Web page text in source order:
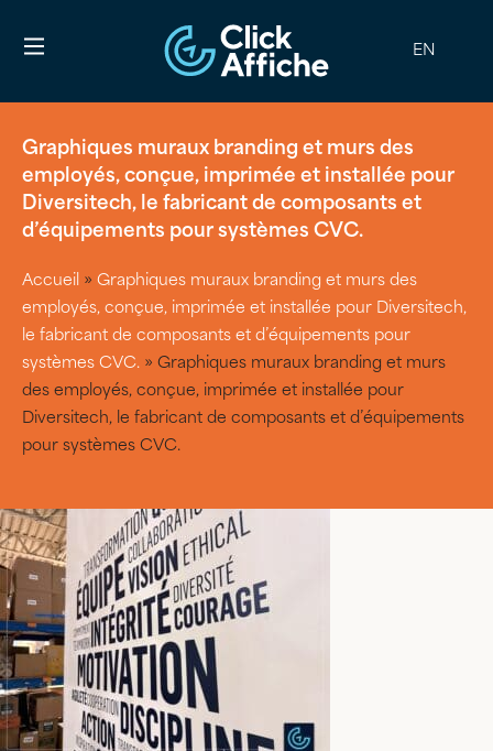
EN
Graphiques muraux branding et murs des
employés, conçue, imprimée et installée pour
Diversitech, le fabricant de composants et
d’équipements pour systèmes CVC.
Accueil » Graphiques muraux branding et murs des
employés, conçue, imprimée et installée pour Diversitech,
le fabricant de composants et d’équipements pour
systèmes CVC. » Graphiques muraux branding et murs
des employés, conçue, imprimée et installée pour
Diversitech, le fabricant de composants et d’équipements
pour systèmes CVC.